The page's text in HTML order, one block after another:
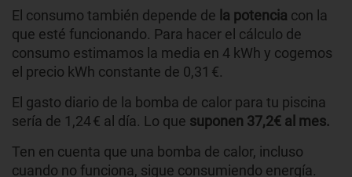
El consumo también depende de la potencia con la
que esté funcionando. Para hacer el cálculo de
consumo estimamos la media en 4 kWh y cogemos
el precio kWh constante de 0,31 €.
El gasto diario de la bomba de calor para tu piscina
sería de 1,24 € al día. Lo que suponen 37,2€ al mes.
Ten en cuenta que una bomba de calor, incluso
cuando no funciona, sigue consumiendo energía.